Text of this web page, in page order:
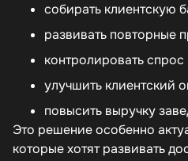
собирать клиентскую
развивать повторные
контролировать
улучшить клиентский
повысить выручку
Это решение особенно
которые хотят развивать